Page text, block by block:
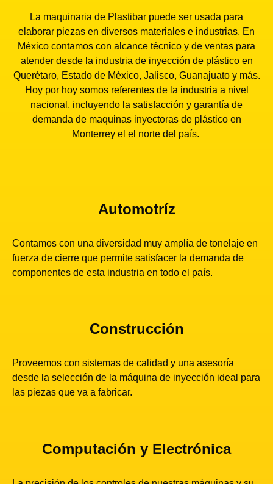
La maquinaria de Plastibar puede ser usada para
elaborar piezas en diversos materiales e industrias. En
México contamos con alcance técnico y de ventas para
atender desde la industria de inyección de plástico en
Querétaro, Estado de México, Jalisco, Guanajuato y más.
Hoy por hoy somos referentes de la industria a nivel
nacional, incluyendo la satisfacción y garantía de
demanda de maquinas inyectoras de plástico en
Monterrey el el norte del país.
Automotríz
Contamos con una diversidad muy amplía de tonelaje en
fuerza de cierre que permite satisfacer la demanda de
componentes de esta industria en todo el país.
Construcción
Proveemos con sistemas de calidad y una asesoría
desde la selección de la máquina de inyección ideal para
las piezas que va a fabricar.
Computación y Electrónica​